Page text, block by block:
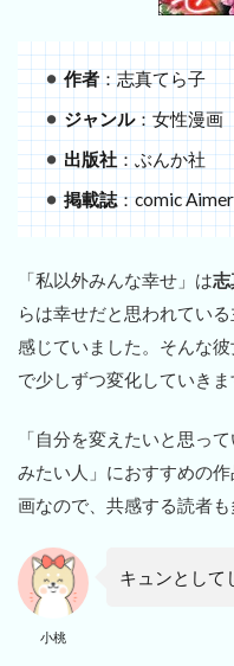
作者：志真てら子
ジャンル：女性漫画
出版社：ぶんか社
掲載誌：comic
「私以外みんな幸せ」は志
らは幸せだと思われてい
感じていました。そんな
で少しずつ変化していきま
「自分を変えたいと思っ
みたい人」におすすめの
画なので、共感する読者も
小桃
キュンとして